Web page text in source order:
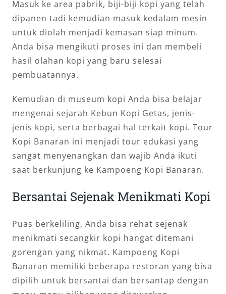
Masuk ke area pabrik, biji-biji kopi yang telah
dipanen tadi kemudian masuk kedalam mesin
untuk diolah menjadi kemasan siap minum.
Anda bisa mengikuti proses ini dan membeli
hasil olahan kopi yang baru selesai
pembuatannya.
Kemudian di museum kopi Anda bisa belajar
mengenai sejarah Kebun Kopi Getas, jenis-
jenis kopi, serta berbagai hal terkait kopi. Tour
Kopi Banaran ini menjadi tour edukasi yang
sangat menyenangkan dan wajib Anda ikuti
saat berkunjung ke Kampoeng Kopi Banaran.
Bersantai Sejenak Menikmati Kopi
Puas berkeliling, Anda bisa rehat sejenak
menikmati secangkir kopi hangat ditemani
gorengan yang nikmat. Kampoeng Kopi
Banaran memiliki beberapa restoran yang bisa
dipilih untuk bersantai dan bersantap dengan